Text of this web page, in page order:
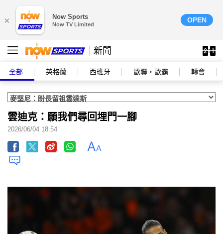
× Now Sports
Now TV Limited
OPEN
新聞
全部 英格蘭 西班牙 歐聯‧歐霸 轉會
雲迪克：願我們尋回埋門一腳
2026/06/04 18:54